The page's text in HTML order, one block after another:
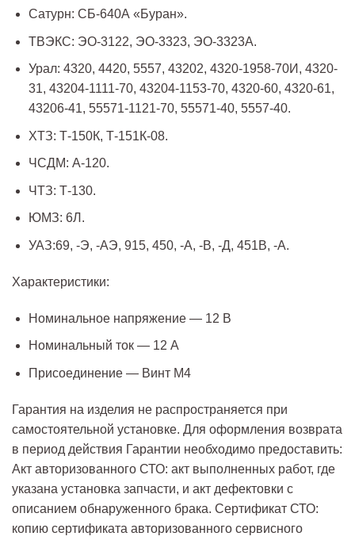
Сатурн: СБ-640А «Буран».
ТВЭКС: ЭО-3122, ЭО-3323, ЭО-3323А.
Урал: 4320, 4420, 5557, 43202, 4320-1958-70И, 4320-
31, 43204-1111-70, 43204-1153-70, 4320-60, 4320-61,
43206-41, 55571-1121-70, 55571-40, 5557-40.
ХТЗ: Т-150К, Т-151К-08.
ЧСДМ: А-120.
ЧТЗ: Т-130.
ЮМЗ: 6Л.
УАЗ:69, -Э, -АЭ, 915, 450, -А, -В, -Д, 451В, -А.
Характеристики:
Номинальное напряжение — 12 В
Номинальный ток — 12 А
Присоединение — Винт М4
Гарантия на изделия не распространяется при
самостоятельной установке. Для оформления возврата
в период действия Гарантии необходимо предоставить:
Акт авторизованного СТО: акт выполненных работ, где
указана установка запчасти, и акт дефектовки с
описанием обнаруженного брака. Сертификат СТО:
копию сертификата авторизованного сервисного